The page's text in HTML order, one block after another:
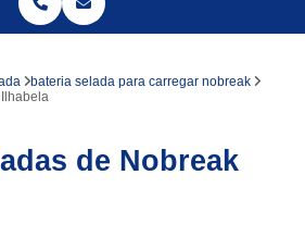
bateria selada para carregar nobreak
de Nobreak